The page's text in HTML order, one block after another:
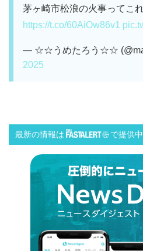
茅ヶ崎市松浪の火事ってこ
https://t.co/60AiOw86v1
— ☆☆うめたろう☆☆
2025
最新の情報は で提供中